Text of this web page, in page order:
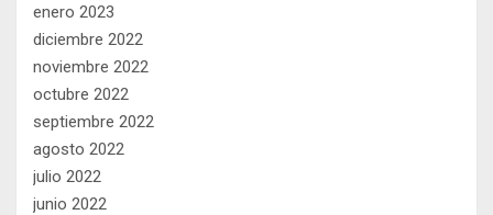
enero 2023
diciembre 2022
noviembre 2022
octubre 2022
septiembre 2022
agosto 2022
julio 2022
junio 2022